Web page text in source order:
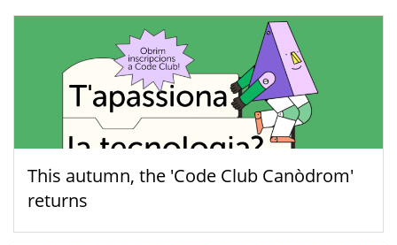
This autumn, the 'Code Club Canòdrom'
returns